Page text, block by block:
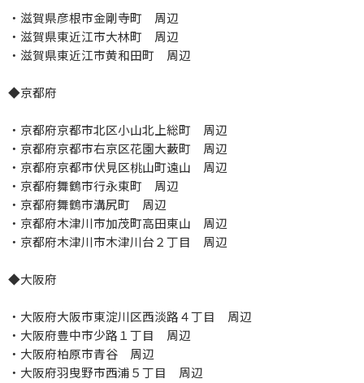
・滋賀県彦根市金剛寺町 周辺
・滋賀県東近江市大林町 周辺
・滋賀県東近江市黄和田町 周辺
◆京都府
・京都府京都市北区小山北上総町 周辺
・京都府京都市右京区花園大藪町 周辺
・京都府京都市伏見区桃山町遠山 周辺
・京都府舞鶴市行永東町 周辺
・京都府舞鶴市溝尻町 周辺
・京都府木津川市加茂町高田東山 周辺
・京都府木津川市木津川台２丁目 周辺
◆大阪府
・大阪府大阪市東淀川区西淡路４丁目 周辺
・大阪府豊中市少路１丁目 周辺
・大阪府柏原市青谷 周辺
・大阪府羽曳野市西浦５丁目 周辺